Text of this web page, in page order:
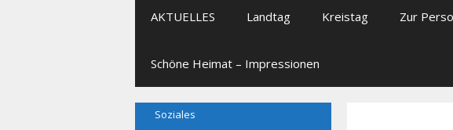
AKTUELLES Landtag Kreistag Zur
Schöne Heimat – Impressionen
Soziales